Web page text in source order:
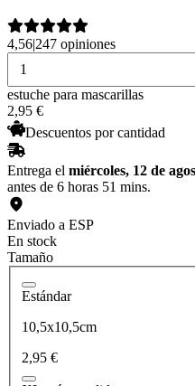
4,56|247 opiniones
estuche para mascarillas
2,95 €
Descuentos por cantidad
Entrega el miércoles, 12 de
antes de 6 horas 51 mins.
Enviado a ESP
En stock
Tamaño
Estándar
10,5x10,5cm
2,95 €